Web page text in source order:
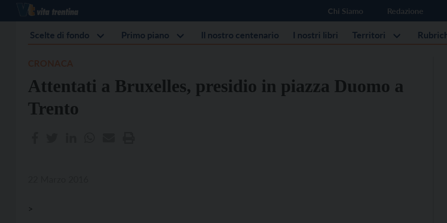
Chi Siamo Redazione
Scelte di fondo Primo piano Il nostro centenario I nostri libri Territori
Attentati a Bruxelles, presidio in piazza Duomo a
Trento
>